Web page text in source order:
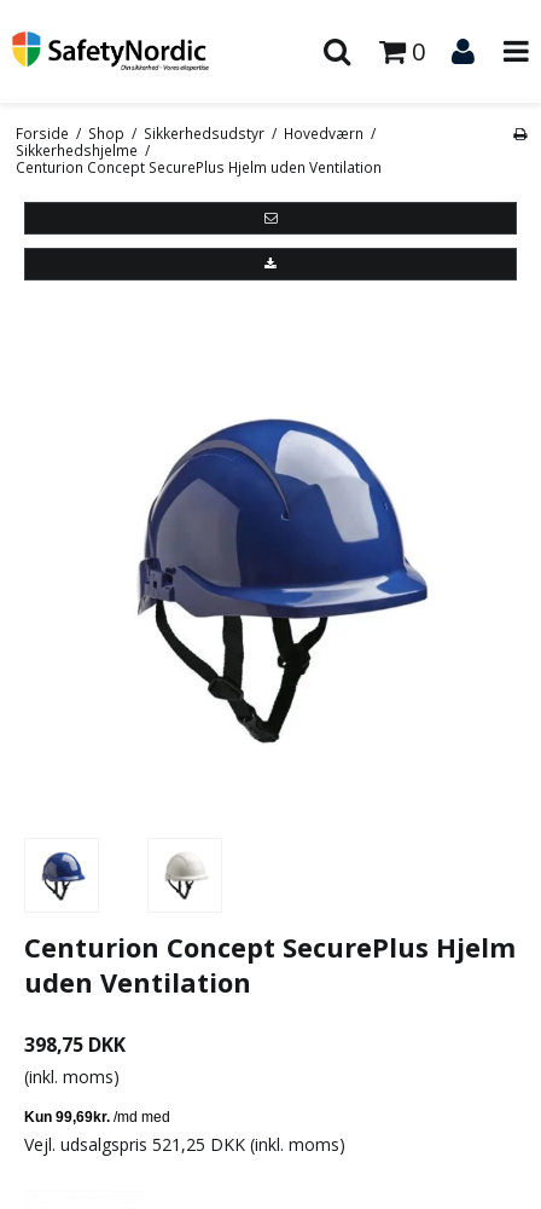
0
Forside / Shop / Sikkerhedsudstyr / Hovedværn /
Sikkerhedshjelme /
Centurion Concept SecurePlus Hjelm uden Ventilation
Centurion Concept SecurePlus Hjelm
uden Ventilation
398,75 DKK
(inkl. moms)
Vejl. udsalgspris 521,25 DKK (inkl. moms)